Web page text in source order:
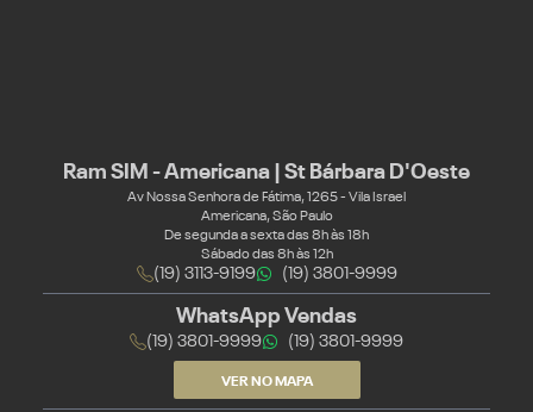
Ram SIM - Americana | St Bárbara D'Oeste
Av Nossa Senhora de Fátima, 1265 - Vila Israel
Americana, São Paulo
De segunda a sexta das 8h às 18h
Sábado das 8h às 12h
(19) 3113-9199 (19) 3801-9999
WhatsApp Vendas
(19) 3801-9999 (19) 3801-9999
VER NO MAPA